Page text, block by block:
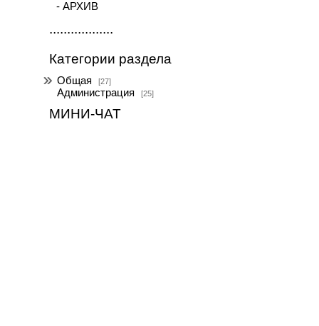
- АРХИВ
..................
Категории раздела
Общая [27]
Администрация [25]
МИНИ-ЧАТ